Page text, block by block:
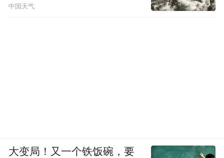
中国天气
大变局！又一个铁饭碗，要